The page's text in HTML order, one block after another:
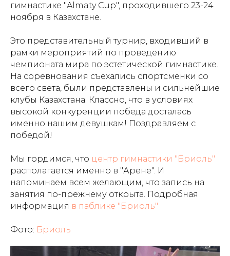
гимнастике "Almaty Cup", проходившего 23-24
ноября в Казахстане.
Это представительный турнир, входивший в
рамки мероприятий по проведению
чемпионата мира по эстетической гимнастике.
На соревнования съехались спортсменки со
всего света, были представлены и сильнейшие
клубы Казахстана. Классно, что в условиях
высокой конкуренции победа досталась
именно нашим девушкам! Поздравляем с
победой!
Мы гордимся, что центр гимнастики "Бриоль"
располагается именно в "Арене". И
напоминаем всем желающим, что запись на
занятия по-прежнему открыта. Подробная
информация в паблике "Бриоль"
Фото: Бриоль